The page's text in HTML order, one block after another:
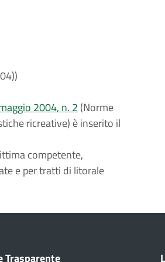
2004, n. 2 (Norme
ricreative) è inserito il
competente,
e per tratti di litorale
Trasparente